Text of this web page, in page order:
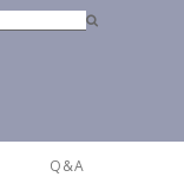
Q&A